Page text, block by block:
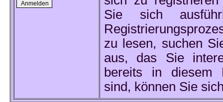
Sie sich
zu lesen, suchen
aus, das Sie
bereits in diesem
sind, können Sie